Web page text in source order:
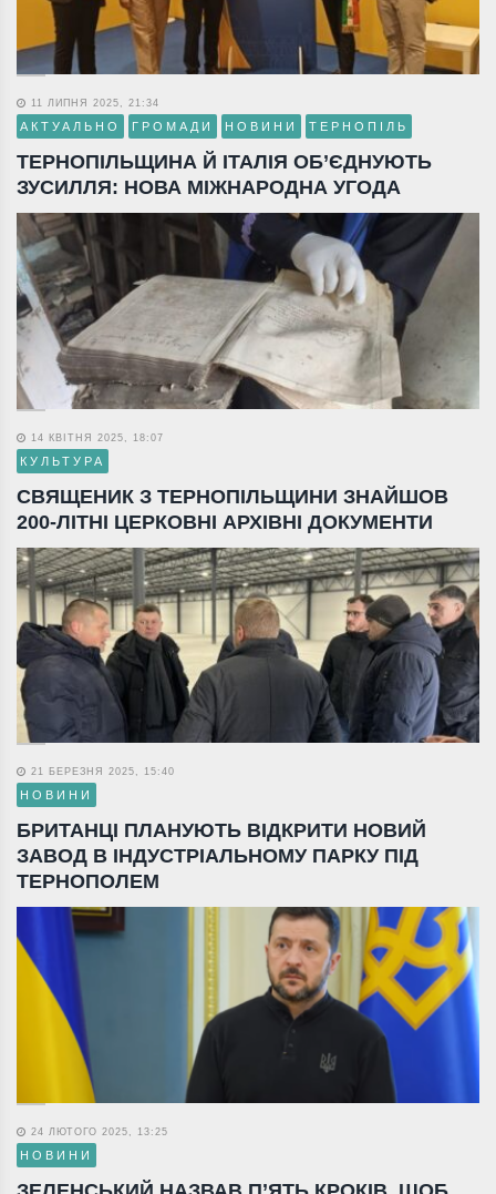
11 ЛИПНЯ 2025, 21:34
АКТУАЛЬНО ГРОМАДИ НОВИНИ ТЕРНОПІЛЬ
ТЕРНОПІЛЬЩИНА Й ІТАЛІЯ ОБ’ЄДНУЮТЬ
ЗУСИЛЛЯ: НОВА МІЖНАРОДНА УГОДА
14 КВІТНЯ 2025, 18:07
КУЛЬТУРА
СВЯЩЕНИК З ТЕРНОПІЛЬЩИНИ ЗНАЙШОВ
200-ЛІТНІ ЦЕРКОВНІ АРХІВНІ ДОКУМЕНТИ
21 БЕРЕЗНЯ 2025, 15:40
НОВИНИ
БРИТАНЦІ ПЛАНУЮТЬ ВІДКРИТИ НОВИЙ
ЗАВОД В ІНДУСТРІАЛЬНОМУ ПАРКУ ПІД
ТЕРНОПОЛЕМ
24 ЛЮТОГО 2025, 13:25
НОВИНИ